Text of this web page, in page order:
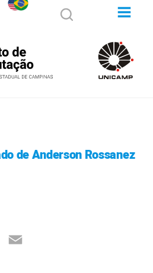
de Anderson Rossanez